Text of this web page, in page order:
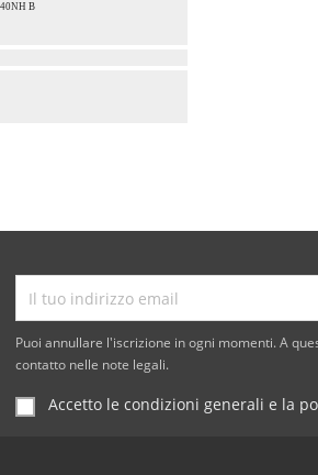
B
Puoi annullare l'iscrizione in ogni momenti. A
contatto nelle note legali.
Accetto le condizioni generali e la